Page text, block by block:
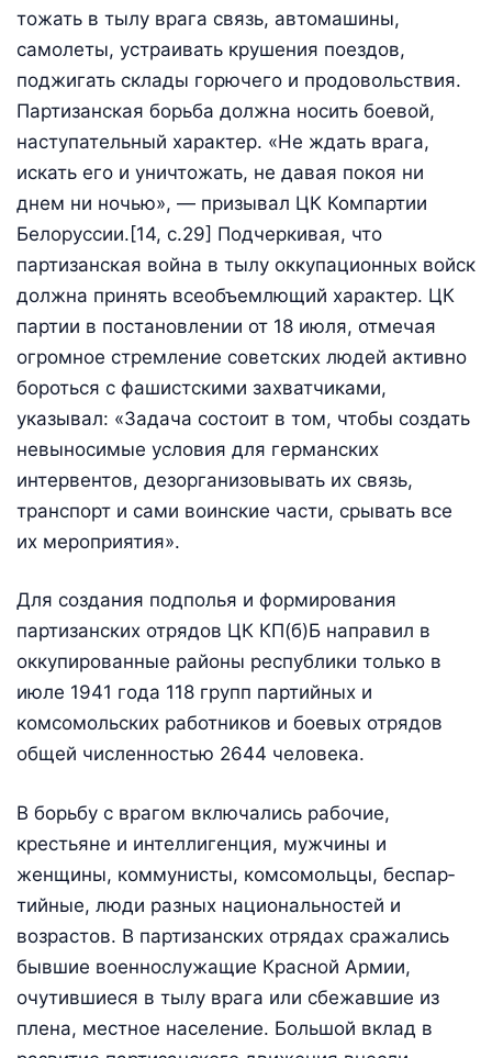
тожать в тылу врага связь, автомашины,
самолеты, устраивать крушения поездов,
поджигать склады горючего и продовольствия.
Партизанская борьба должна носить боевой,
наступательный ха­рактер. «Не ждать врага,
искать его и уничтожать, не давая покоя ни
днем ни ночью», — призывал ЦК Компартии
Белоруссии.[14, c.29] Подчеркивая, что
партизанская война в тылу оккупационных войск
должна принять всеобъемлющий характер. ЦК
партии в постановлении от 18 июля, отмечая
огромное стремление советских людей активно
бороться с фашистскими захватчиками,
указывал: «Задача состоит в том, чтобы создать
невыносимые условия для германских
интервентов, дезорганизовывать их связь,
транспорт и сами воинские части, срывать все
их мероприятия».
Для создания подполья и формирования
партизанских отря­дов ЦК КП(б)Б направил в
оккупированные районы республики только в
июле 1941 года 118 групп партийных и
комсомольских работников и боевых отрядов
общей численностью 2644 человека.
В борьбу с врагом включались рабочие,
крестьяне и интелли­генция, мужчины и
женщины, коммунисты, комсомольцы, беспар­
тийные, люди разных национальностей и
возрастов. В партизанс­ких отрядах сражались
бывшие военнослужащие Красной Армии,
очутившиеся в тылу врага или сбежавшие из
плена, местное на­селение. Большой вклад в